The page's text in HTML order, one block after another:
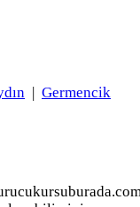
| Germencik